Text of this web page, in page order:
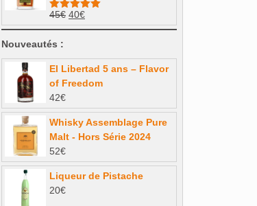
52€.
44,20€.
Note4.93
sur 5
45€ Le
prix
était :
45€.
40€Le
prix
est :
40€.
Nouveautés :
El Libertad 5 ans – Flavor
of Freedom
42€
Whisky Assemblage Pure
Malt - Hors Série 2024
52€
Liqueur de Pistache
20€